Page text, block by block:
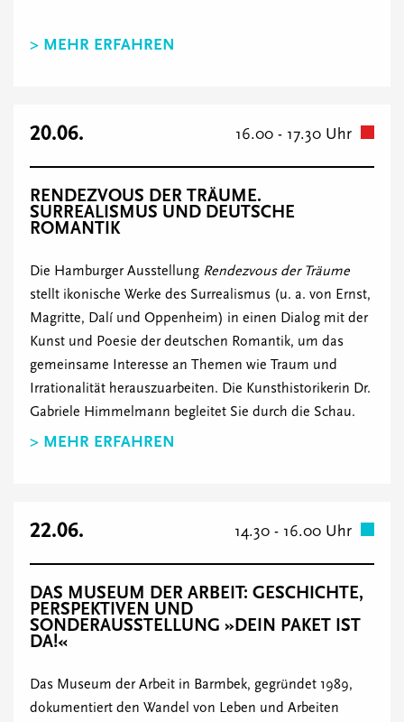
> MEHR ERFAHREN
20.06. 16.00 - 17.30 Uhr
RENDEZVOUS DER TRÄUME.
SURREALISMUS UND DEUTSCHE
ROMANTIK
Die Hamburger Ausstellung Rendezvous der Träume
stellt ikonische Werke des Surrealismus (u. a. von Ernst,
Magritte, Dalí und Oppenheim) in einen Dialog mit der
Kunst und Poesie der deutschen Romantik, um das
gemeinsame Interesse an Themen wie Traum und
Irrationalität herauszuarbeiten. Die Kunsthistorikerin Dr.
Gabriele Himmelmann begleitet Sie durch die Schau.
> MEHR ERFAHREN
22.06. 14.30 - 16.00 Uhr
DAS MUSEUM DER ARBEIT: GESCHICHTE,
PERSPEKTIVEN UND
SONDERAUSSTELLUNG »DEIN PAKET IST
DA!«
Das Museum der Arbeit in Barmbek, gegründet 1989,
dokumentiert den Wandel von Leben und Arbeiten